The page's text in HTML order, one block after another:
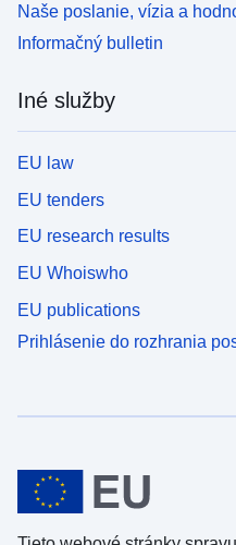
Naše poslanie, vízia a
Informačný bulletin
Iné služby
EU law
EU tenders
EU research results
EU Whoiswho
EU publications
Prihlásenie do rozhrania